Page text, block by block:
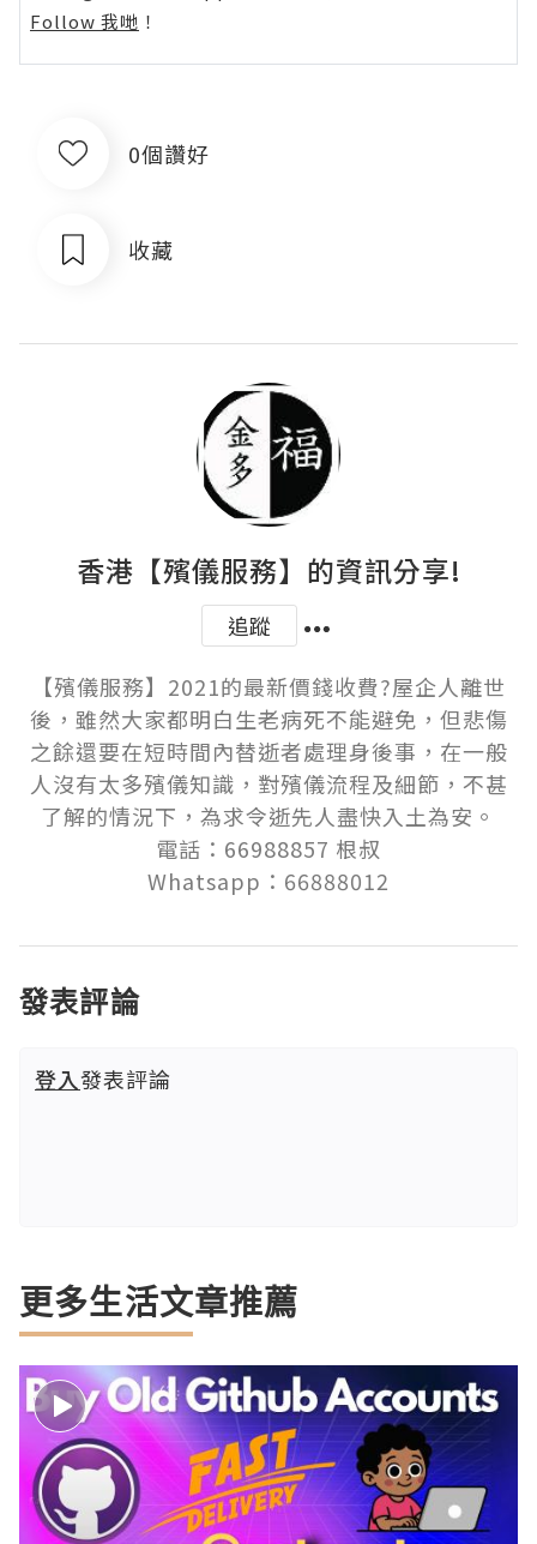
Follow 我哋 ！
0個讚好
收藏
香港【殯儀服務】的資訊分享!
追蹤
【殯儀服務】2021的最新價錢收費?屋企人離世
後，雖然大家都明白生老病死不能避免，但悲傷
之餘還要在短時間內替逝者處理身後事，在一般
人沒有太多殯儀知識，對殯儀流程及細節，不甚
了解的情況下，為求令逝先人盡快入土為安。
電話：66988857 根叔
Whatsapp：66888012
發表評論
登入發表評論
更多生活文章推薦